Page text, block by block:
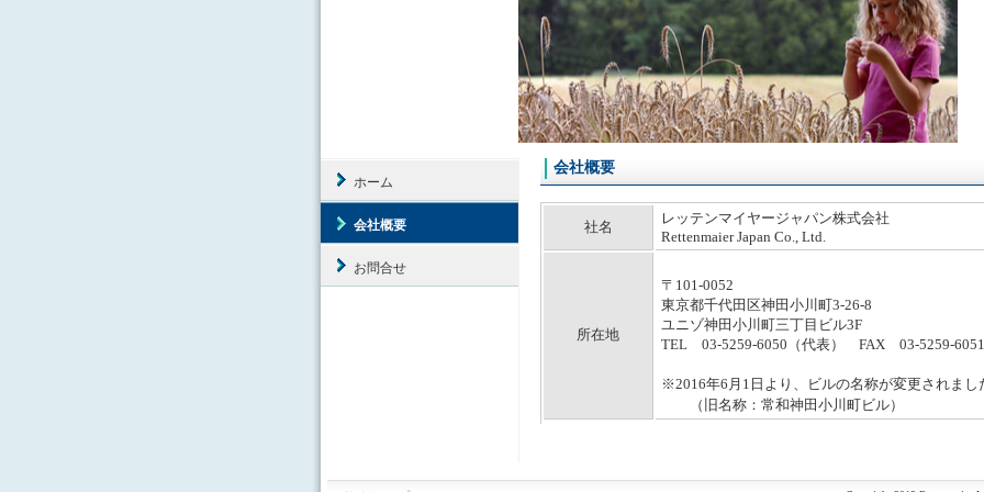
ホーム
会社概要
お問合せ
会社概要
社名
レッテンマイヤージャパン株式会社
Rettenmaier Japan Co., Ltd.
所在地
〒101-0052
東京都千代田区神田小川町3-26-8
ユニゾ神田小川町三丁目ビル3F
TEL 03-5259-6050（代表） FAX 03-5259-6051
※2016年6月1日より、ビルの名称が変更されまし
（旧名称：常和神田小川町ビル）